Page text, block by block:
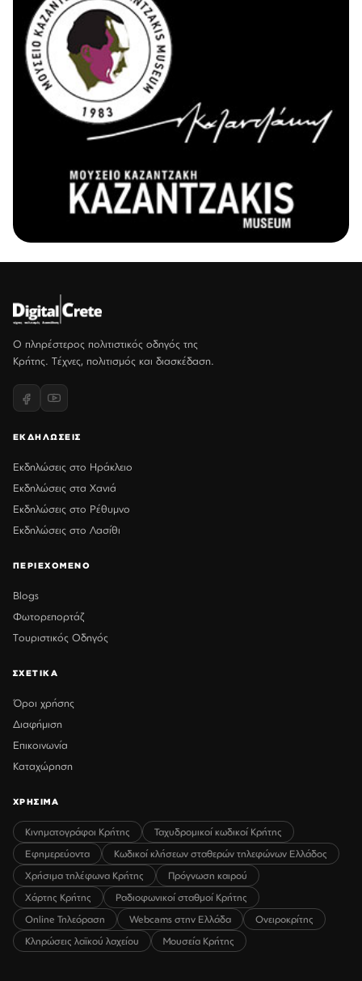
Ο πληρέστερος πολιτιστικός οδηγός της
Κρήτης. Τέχνες, πολιτισμός και διασκέδαση.
ΕΚΔΗΛΩΣΕΙΣ
Εκδηλώσεις στο Ηράκλειο
Εκδηλώσεις στα Χανιά
Εκδηλώσεις στο Ρέθυμνο
Εκδηλώσεις στο Λασίθι
ΠΕΡΙΕΧΟΜΕΝΟ
Blogs
Φωτορεπορτάζ
Τουριστικός Οδηγός
ΣΧΕΤΙΚΑ
Όροι χρήσης
Διαφήμιση
Επικοινωνία
Καταχώρηση
ΧΡΗΣΙΜΑ
Κινηματογράφοι Κρήτης
Ταχυδρομικοί κωδικοί Κρήτης
Εφημερεύοντα
Κωδικοί κλήσεων σταθερών τηλεφώνων Ελλάδος
Χρήσιμα τηλέφωνα Κρήτης
Πρόγνωση καιρού
Χάρτης Κρήτης
Ραδιοφωνικοί σταθμοί Κρήτης
Online Τηλεόραση
Webcams στην Ελλάδα
Ονειροκρίτης
Κληρώσεις λαϊκού λαχείου
Μουσεία Κρήτης